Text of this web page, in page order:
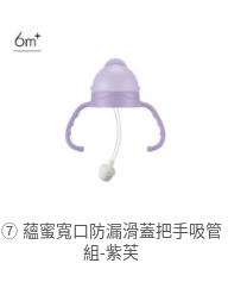
⑦ 蘊蜜寬口防漏滑蓋把手吸管
組-紫芙